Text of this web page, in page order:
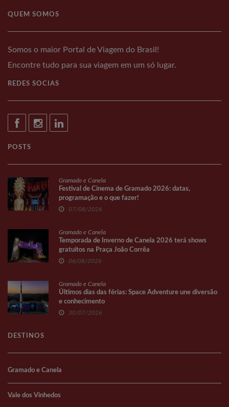
QUEM SOMOS
Somos o maior Portal de Viagem do Brasil!
Encontre tudo para sua viagem em um só lugar.
REDES SOCIAS
POSTS
Gramado e Canela
Festival de Cinema de Gramado 2026: datas,
programação e o que fazer!
07/08/2026
Gramado e Canela
Temporada de Inverno de Canela 2026 terá shows
gratuitos na Praça João Corrêa
06/08/2026
Gramado e Canela
Últimos dias das férias: Space Adventure une diversão
e conhecimento
30/07/2026
DESTINOS
Gramado e Canela
Vale dos Vinhedos